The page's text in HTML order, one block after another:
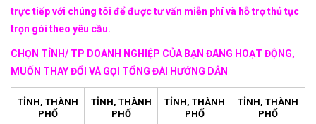
trực tiếp với chúng tôi để được tư vấn miễn phí và hỗ trợ thủ tục
trọn gói theo yêu cầu.
CHỌN TỈNH/ TP DOANH NGHIỆP CỦA BẠN ĐANG HOẠT ĐỘNG,
MUỐN THAY ĐỔI VÀ GỌI TỔNG ĐÀI HƯỚNG DẪN
TỈNH, THÀNH
PHỐ
TỈNH, THÀNH
PHỐ
TỈNH, THÀNH
PHỐ
TỈNH, THÀNH
PHỐ